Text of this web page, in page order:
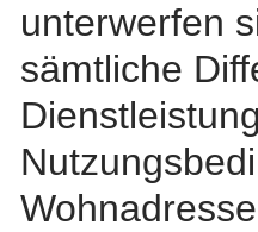
unterwerfen
sämtliche